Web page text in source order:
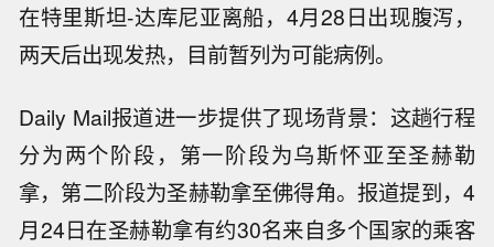
在特里斯坦-达库尼亚离船，4月28日出现腹泻，
两天后出现发热，目前暂列为可能病例。
Daily Mail报道进一步提供了现场背景：这趟行程
分为两个阶段，第一阶段为乌斯怀亚至圣赫勒
拿，第二阶段为圣赫勒拿至佛得角。报道提到，4
月24日在圣赫勒拿有约30名来自多个国家的乘客